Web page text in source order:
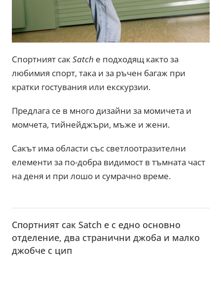
Спортният сакSatch е подходящ както за
любимия спорт, така и за ръчен багаж при
кратки гостувания или екскурзии.
Предлага се в много дизайни за момичета и
момчета, тийнейджъри, мъже и жени.
Сакът има области със светлоотразителни
елементи за по-добра видимост в тъмната част
на деня и при лошо и сумрачно време.
Спортният сак Satch е с едно основно
отделение, два странични джоба и малко
джобче с цип